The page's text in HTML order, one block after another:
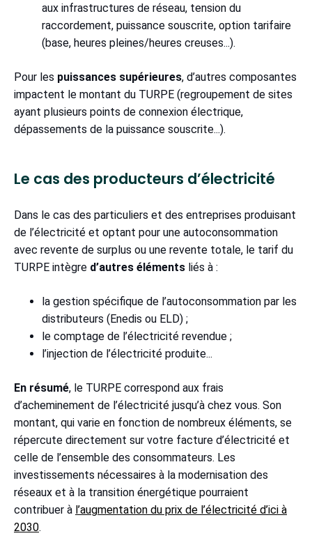
aux infrastructures de réseau, tension du
raccordement, puissance souscrite, option tarifaire
(base, heures pleines/heures creuses...).
Pour les puissances supérieures, d’autres composantes
impactent le montant du TURPE (regroupement de sites
ayant plusieurs points de connexion électrique,
dépassements de la puissance souscrite...).
Le cas des producteurs d’électricité
Dans le cas des particuliers et des entreprises produisant
de l’électricité et optant pour une autoconsommation
avec revente de surplus ou une revente totale, le tarif du
TURPE intègre d’autres éléments liés à :
la gestion spécifique de l’autoconsommation par les
distributeurs (Enedis ou ELD) ;
le comptage de l’électricité revendue ;
l’injection de l’électricité produite...
En résumé, le TURPE correspond aux frais
d’acheminement de l’électricité jusqu’à chez vous. Son
montant, qui varie en fonction de nombreux éléments, se
répercute directement sur votre facture d’électricité et
celle de l’ensemble des consommateurs. Les
investissements nécessaires à la modernisation des
réseaux et à la transition énergétique pourraient
contribuer à l’augmentation du prix de l’électricité d’ici à
2030.